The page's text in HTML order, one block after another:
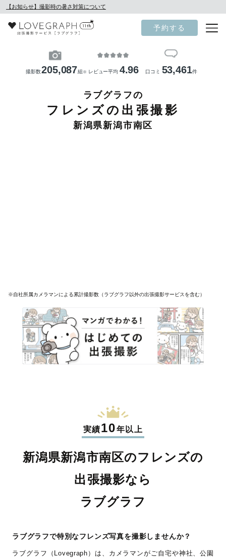
【お知らせ】撮影時の暑さ対策について
予約する
撮影数205,087組 ※ レビュー平均 4.96 口コミ 53,461件
ラブグラフの
フレンズの出張撮影
新潟県新潟市南区
※自社所属カメラマンによる累計撮影数（ラブグラフ以外の出張撮影サービスを含む）
実績10年以上
新潟県新潟市南区のフレンズの
出張撮影なら
ラブグラフ
ラブグラフで特別なフレンズ写真を撮影しませんか？
ラブグラフ（Lovegraph）は、カメラマンがご自宅や神社、公園